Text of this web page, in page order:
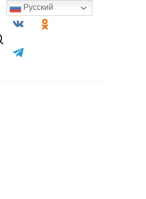
Русский